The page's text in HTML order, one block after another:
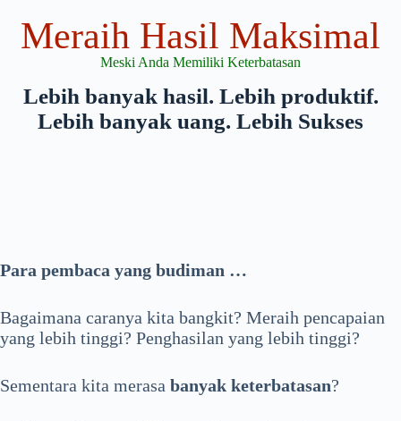
Meraih Hasil Maksimal
Meski Anda Memiliki Keterbatasan
Lebih banyak hasil. Lebih produktif.
Lebih banyak uang. Lebih Sukses
Para pembaca yang budiman …
Bagaimana caranya kita bangkit? Meraih pencapaian
yang lebih tinggi? Penghasilan yang lebih tinggi?
Sementara kita merasa banyak keterbatasan?